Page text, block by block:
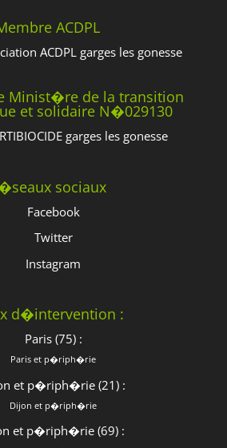
ACDPL
Minist�re de la transition
et solidaire N�029130
sociaux
Facebook
Twitter
Instagram
d�intervention :
Paris (75) :
Paris et p�riph�rie
et p�riph�rie (21) :
Dijon et p�riph�rie
et p�riph�rie (69) :